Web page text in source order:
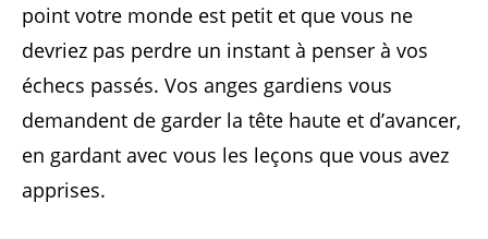
point votre monde est petit et que vous ne
devriez pas perdre un instant à penser à vos
échecs passés. Vos anges gardiens vous
demandent de garder la tête haute et d’avancer,
en gardant avec vous les leçons que vous avez
apprises.